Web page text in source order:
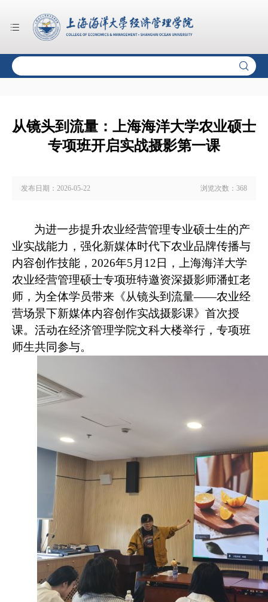
从镜头到流量：上海海洋大学农业硕士
专项班开启实战摄影第一课
发布日期： 2026-05-22 浏览次数： 368
为进一步提升农业经营管理专业硕士生的产
业实战能力，强化新媒体时代下农业品牌传播与
内容创作技能， 2026年5 月 12 日，上海海洋大学
农业经营管理硕士专项班特邀资深摄影师潘虹老
师，为全体学员带来《从镜头到流量——农业经
营场景下新媒体内容创作实战摄影课》首次授
课。活动在经济管理学院文科大楼举行，专项班
师生共同参与。